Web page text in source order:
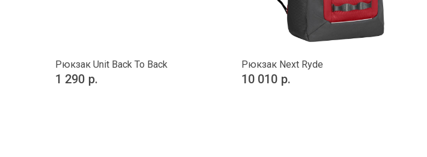
Рюкзак Unit Back To Back
1 290 р.
Рюкзак Next Ryde
10 010 р.